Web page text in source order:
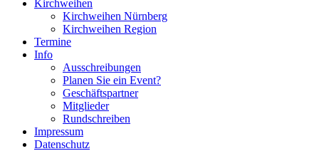
Kirchweihen
Kirchweihen Nürnberg
Kirchweihen Region
Termine
Info
Ausschreibungen
Planen Sie ein Event?
Geschäftspartner
Mitglieder
Rundschreiben
Impressum
Datenschutz